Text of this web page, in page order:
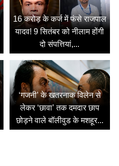
16 करोड़ के कर्ज में फंसे राजपाल
यादव! 9 सितंबर को नीलाम होंगी
दो संपत्तियां,...
‘गजनी’ के खतरनाक विलेन से
लेकर ‘छावा’ तक दमदार छाप
छोड़ने वाले बॉलीवुड के मशहूर...